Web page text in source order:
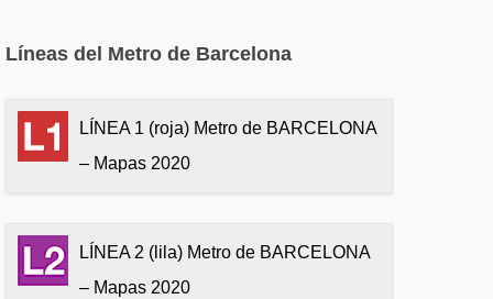
Líneas del Metro de Barcelona
LÍNEA 1 (roja) Metro de BARCELONA
– Mapas 2020
LÍNEA 2 (lila) Metro de BARCELONA
– Mapas 2020